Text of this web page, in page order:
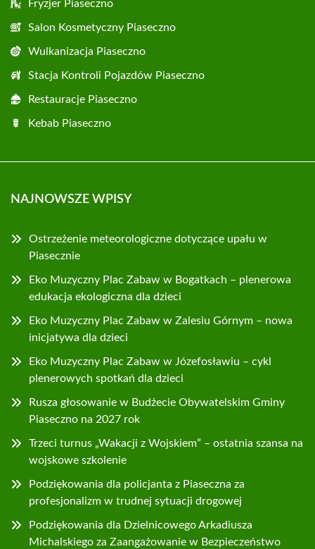
Fryzjer Piaseczno
Salon Kosmetyczny Piaseczno
Wulkanizacja Piaseczno
Stacja Kontroli Pojazdów Piaseczno
Restauracje Piaseczno
Kebab Piaseczno
NAJNOWSZE WPISY
Ostrzeżenie meteorologiczne dotyczące upału w
Piasecznie
Eko Muzyczny Plac Zabaw w Bogatkach – plenerowa
edukacja ekologiczna dla dzieci
Eko Muzyczny Plac Zabaw w Zalesiu Górnym – nowa
inicjatywa dla dzieci
Eko Muzyczny Plac Zabaw w Józefosławiu – cykl
plenerowych spotkań dla dzieci
Rusza głosowanie w Budżecie Obywatelskim Gminy
Piaseczno na 2027 rok
Trzeci turnus „Wakacji z Wojskiem” – ostatnia szansa na
wojskowe szkolenie
Podziękowania dla policjanta z Piaseczna za
profesjonalizm w trudnej sytuacji drogowej
Podziękowania dla Dzielnicowego Arkadiusza
Michalskiego za Zaangażowanie w Bezpieczeństwo